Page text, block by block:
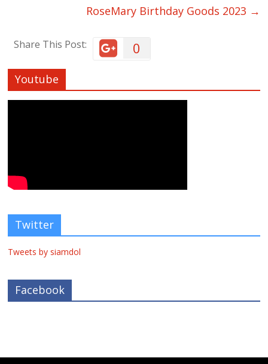
RoseMary Birthday Goods 2023 →
Share This Post: 0
Youtube
Twitter
Tweets by siamdol
Facebook